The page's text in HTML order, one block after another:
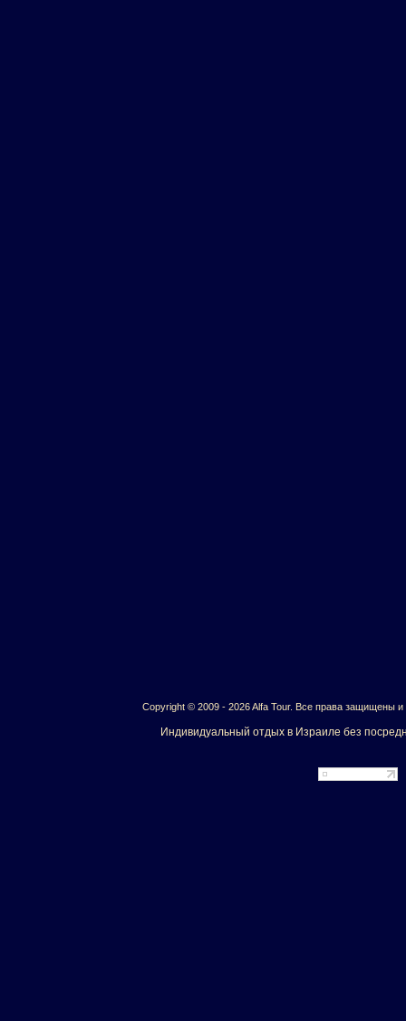
Copyright © 2009 - 2026 Alfa Tour. Все права защищены и
Индивидуальный отдых в Израиле без